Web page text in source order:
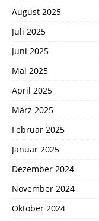
August 2025
Juli 2025
Juni 2025
Mai 2025
April 2025
März 2025
Februar 2025
Januar 2025
Dezember 2024
November 2024
Oktober 2024